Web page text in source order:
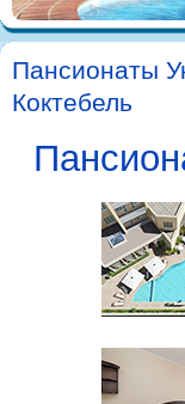
Пансионаты
Коктебель